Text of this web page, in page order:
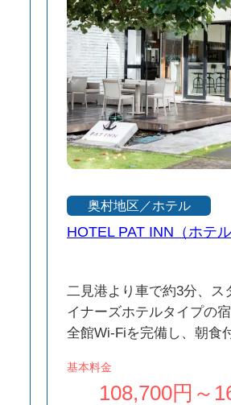
奥村地区／ホテル
HOTEL PAT INN（ホテ
二見港より車で約3分、ス
イナーズホテルタイプの宿
全館Wi-Fiを完備し、朝食
トルバスも運行しており
も便利です。
基本料金
108,700円～